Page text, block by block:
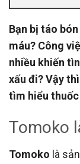
Bạn bị táo
máu? Công
nhiều khiến
xấu đi? Vậy
tìm hiểu
Tomoko
Tomoko là